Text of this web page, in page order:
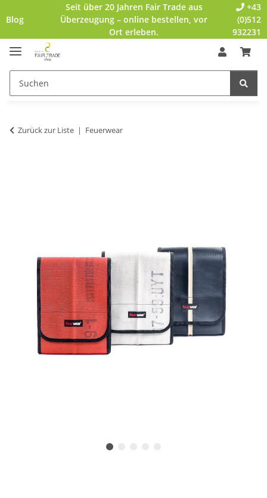
Blog
Seit über 20 Jahren Fair Trade aus
Überzeugung – online bestellen, vor
Ort erleben.
+43
(0)512
932231
Zurück zur Liste Feuerwear